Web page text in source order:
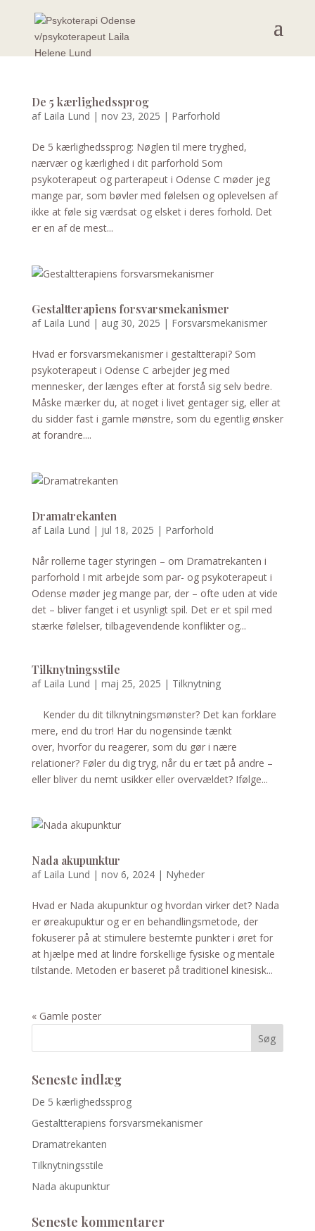
De 5 kærlighedssprog
af Laila Lund | nov 23, 2025 | Parforhold
De 5 kærlighedssprog: Nøglen til mere tryghed,
nærvær og kærlighed i dit parforhold Som
psykoterapeut og parterapeut i Odense C møder jeg
mange par, som bøvler med følelsen og oplevelsen af
ikke at føle sig værdsat og elsket i deres forhold. Det
er en af de mest...
Gestaltterapiens forsvarsmekanismer
af Laila Lund | aug 30, 2025 | Forsvarsmekanismer
Hvad er forsvarsmekanismer i gestaltterapi? Som
psykoterapeut i Odense C arbejder jeg med
mennesker, der længes efter at forstå sig selv bedre.
Måske mærker du, at noget i livet gentager sig, eller at
du sidder fast i gamle mønstre, som du egentlig ønsker
at forandre....
Dramatrekanten
af Laila Lund | jul 18, 2025 | Parforhold
Når rollerne tager styringen – om Dramatrekanten i
parforhold I mit arbejde som par- og psykoterapeut i
Odense møder jeg mange par, der – ofte uden at vide
det – bliver fanget i et usynligt spil. Det er et spil med
stærke følelser, tilbagevendende konflikter og...
Tilknytningsstile
af Laila Lund | maj 25, 2025 | Tilknytning
Kender du dit tilknytningsmønster? Det kan forklare
mere, end du tror! Har du nogensinde tænkt
over, hvorfor du reagerer, som du gør i nære
relationer? Føler du dig tryg, når du er tæt på andre –
eller bliver du nemt usikker eller overvældet? Ifølge...
Nada akupunktur
af Laila Lund | nov 6, 2024| Nyheder
Hvad er Nada akupunktur og hvordan virker det? Nada
er øreakupuktur og er en behandlingsmetode, der
fokuserer på at stimulere bestemte punkter i øret for
at hjælpe med at lindre forskellige fysiske og mentale
tilstande. Metoden er baseret på traditionel kinesisk...
« Gamle poster
Seneste indlæg
De 5 kærlighedssprog
Gestaltterapiens forsvarsmekanismer
Dramatrekanten
Tilknytningsstile
Nada akupunktur
Seneste kommentarer